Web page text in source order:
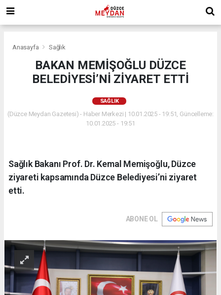
Anasayfa Sağlık
BAKAN MEMİŞOĞLU DÜZCE
BELEDİYESİ’Nİ ZİYARET ETTİ
SAĞLIK
(Düzce Meydan Gazetesi) - Haber Merkezi | 10.01.2025 - 19:51, Güncelleme:
10.01.2025 - 19:51
Sağlık Bakanı Prof. Dr. Kemal Memişoğlu, Düzce
ziyareti kapsamında Düzce Belediyesi’ni ziyaret
etti.
ABONE OL